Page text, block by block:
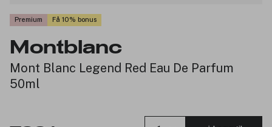
Premium Få 10% bonus
Montblanc
Mont Blanc Legend Red Eau De Parfum
50ml